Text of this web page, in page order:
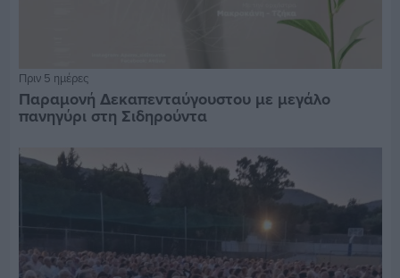
Πριν 5 ημέρες
Παραμονή Δεκαπενταύγουστου με μεγάλο
πανηγύρι στη Σιδηρούντα